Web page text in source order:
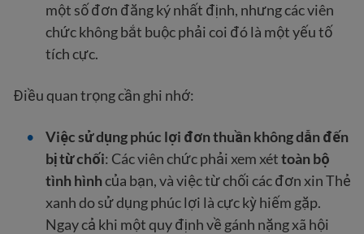
một số đơn đăng ký nhất định, nhưng các viên
chức không bắt buộc phải coi đó là một yếu tố
tích cực.
Điều quan trọng cần ghi nhớ:
Việc sử dụng phúc lợi đơn thuần không dẫn đến
bị từ chối: Các viên chức phải xem xéttoàn bộ
tình hìnhcủa bạn, và việc từ chối các đơn xin Thẻ
xanh do sử dụng phúc lợi là cực kỳ hiếm gặp.
Ngay cả khi một quy định về gánh nặng xã hội